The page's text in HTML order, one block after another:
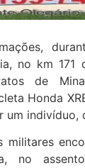
no km 171
de
Honda
indivíduo,
militares
no